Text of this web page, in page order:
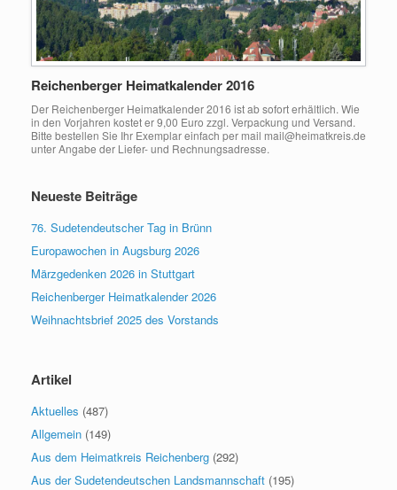
Reichenberger Heimatkalender 2016
Der Reichenberger Heimatkalender 2016 ist ab sofort erhältlich. Wie
in den Vorjahren kostet er 9,00 Euro zzgl. Verpackung und Versand.
Bitte bestellen Sie Ihr Exemplar einfach per mail mail@heimatkreis.de
unter Angabe der Liefer- und Rechnungsadresse.
Neueste Beiträge
76. Sudetendeutscher Tag in Brünn
Europawochen in Augsburg 2026
Märzgedenken 2026 in Stuttgart
Reichenberger Heimatkalender 2026
Weihnachtsbrief 2025 des Vorstands
Artikel
Aktuelles (487)
Allgemein (149)
Aus dem Heimatkreis Reichenberg (292)
Aus der Sudetendeutschen Landsmannschaft (195)